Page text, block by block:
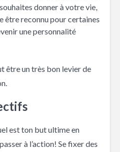
donner à votre vie,
être reconnu pour certaines
une personnalité
être un très bon levier de
est ton but ultime en
à l’action! Se fixer des